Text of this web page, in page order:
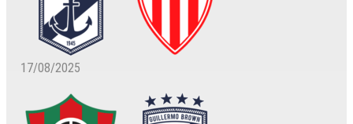
17/08/2025